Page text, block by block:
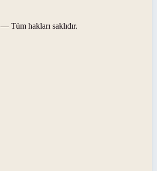
— Tüm hakları saklıdır.